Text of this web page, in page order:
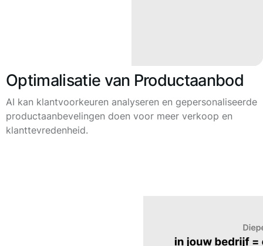
Optimalisatie van Productaanbod
AI kan klantvoorkeuren analyseren en gepersonaliseerde
productaanbevelingen doen voor meer verkoop en
klanttevredenheid.